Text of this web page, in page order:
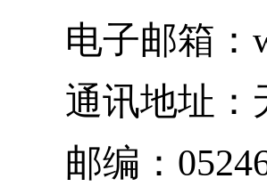
电子邮箱：
通讯地址：
邮编：